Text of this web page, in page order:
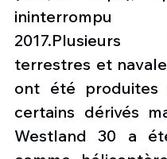
2017.Plusieurs
terrestres et
ont été produites
certains dérivés
Westland 30 a